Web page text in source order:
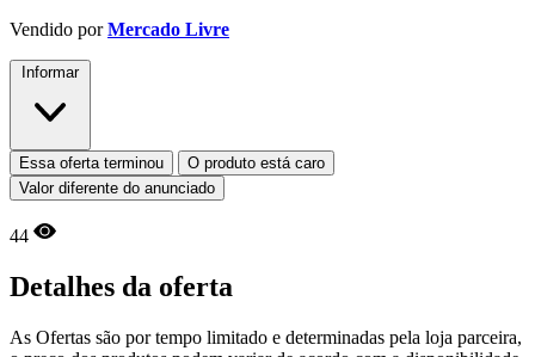
Vendido porMercado Livre
Informar
Essa oferta terminou
O produto está caro
Valor diferente do anunciado
44
Detalhes da oferta
As Ofertas são por tempo limitado e determinadas pela loja parceira,